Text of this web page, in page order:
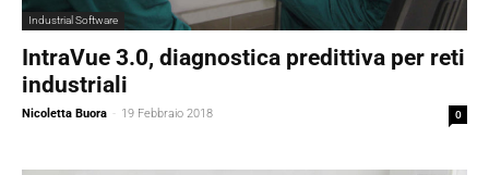
Industrial Software
IntraVue 3.0, diagnostica predittiva per reti
industriali
Nicoletta Buora - 19 Febbraio 2018 0